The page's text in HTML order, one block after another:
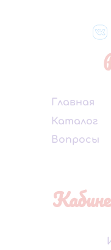
Главная
Каталог
Вопросы